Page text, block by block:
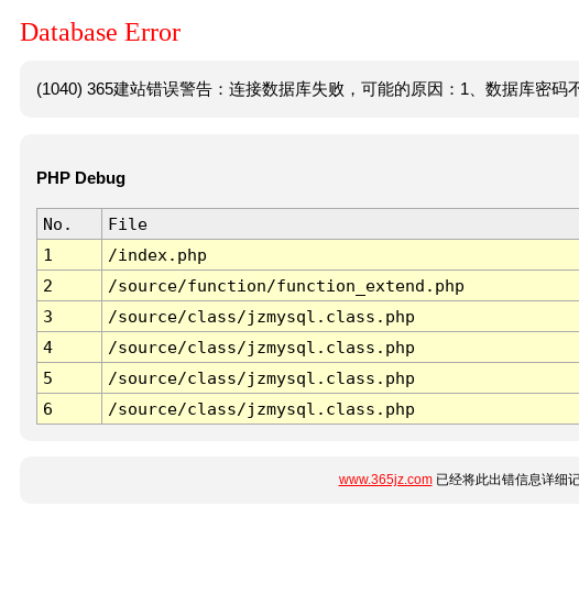
Database Error
(1040) 365建站错误警告：连接数据库失败，可能的原因：1、数据库密码
PHP Debug
No. File
1
/index.php
2
/source/function/function_extend.php
3
/source/class/jzmysql.class.php
4
/source/class/jzmysql.class.php
5
/source/class/jzmysql.class.php
6
/source/class/jzmysql.class.php
www.365jz.com已经将此出错信息详细